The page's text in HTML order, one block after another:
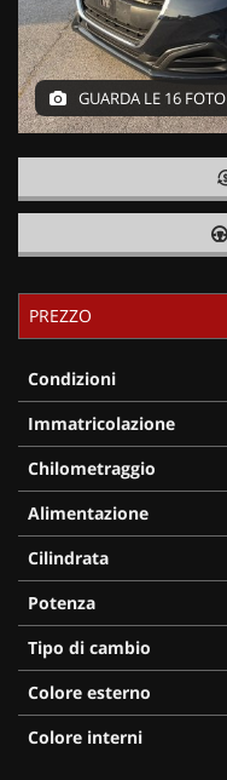
GUARDA LE 16 FOTO
PREZZO
Condizioni
Immatricolazione
Chilometraggio
Alimentazione
Cilindrata
Potenza
Tipo di cambio
Colore esterno
Colore interni